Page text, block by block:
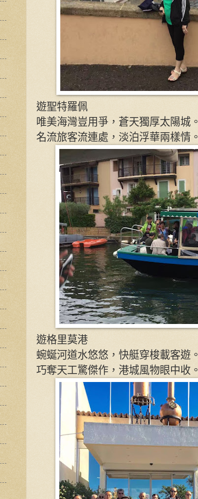
遊聖特羅佩
唯美海灣豈用爭，蒼天獨厚太陽城。
名流旅客流連處，淡泊浮華兩樣情。
遊格里莫港
蜿蜒河道水悠悠，快艇穿梭載客遊。
巧奪天工驚傑作，港城風物眼中收。